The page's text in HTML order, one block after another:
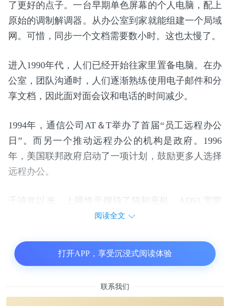
了更好的点子。一台早期单色屏幕的个人电脑，配上
原始的调制解调器。从办公室到家就能组建一个局域
网。可惜，同步一个文档需要数小时。这也太慢了。
进入1990年代，人们已经开始往家里置备电脑。在办
公室，团队沟通时，人们逐渐熟练使用电子邮件和分
享文档，因此面对面会议和电话的时间减少。
1994年，通信公司AT＆T举办了首届“员工远程办公
日”。而另一个推动远程办公的机构是政府。1996
年，美国联邦政府启动了一项计划，鼓励更多人选择
远程办公。
千禧年以来，上网终于摆脱了猫和座机，ADSL宽带
2003年，一个欧洲程序员借势开发了音频通话软件
Skype。这一年，中国闹非典，视频会议公司宝利通
阅读全文
打开APP，享受沉浸式阅读体验
联系我们